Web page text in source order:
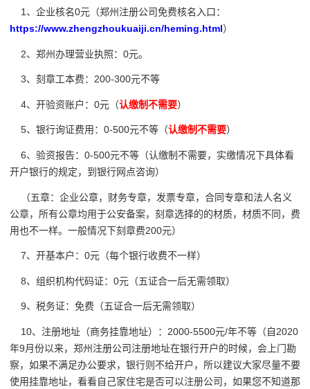
1、企业核名0元（郑州注册公司免费核名入口：
https://www.zhengzhoukuaiji.cn/heming.html）
2、郑州办理营业执照：0元。
3、刻章工本费：200-300元不等
4、开验资账户：0元（认缴制不需要）
5、银行询证费用：0-500元不等（认缴制不需要）
6、验资报告：0-500元不等（认缴制不需要，实缴情况下具体看
开户银行的规定，到银行网点咨询）
（五章：企业公章，财务专章，发票专章，合同专章和法人名义
公章，所有公章均用于公安备案，刻章选择的的材质，材质不同，费
用也不一样。一般情况下刻章费200元）
7、开基本户：0元（每个银行收费不一样）
8、组织机构代码证：0元（五证合一后无需领取）
9、税务证：免费（五证合一后无需领取）
10、注册地址（商务挂靠地址）：2000-5500元/年不等（自2020
年9月份以来，郑州注册公司注册地址在银行开户的时候，会上门勘
察，如果不满足办公要求，银行则不给开户，所以建议大家尽量不要
使用挂靠地址，看看自己家住宅是否可以注册公司，如果您不知道那